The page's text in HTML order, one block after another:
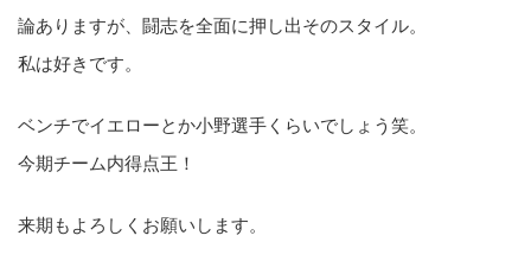
論ありますが、闘志を全面に押し出そのスタイル。
私は好きです。
ベンチでイエローとか小野選手くらいでしょう笑。
今期チーム内得点王！
来期もよろしくお願いします。